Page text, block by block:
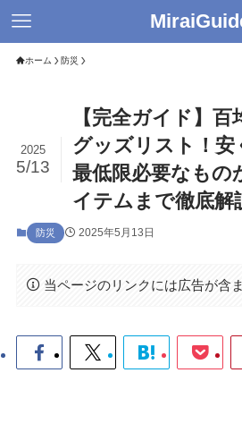
ホーム 防災
【完全ガイド】
グッズリスト！安
最低限必要なもの
イテムまで徹底解
2025
5/13
防災 2025年5月13日
当ページのリンクには広告が含